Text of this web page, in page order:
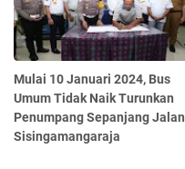
Mulai 10 Januari 2024, Bus
Umum Tidak Naik Turunkan
Penumpang Sepanjang Jalan
Sisingamangaraja